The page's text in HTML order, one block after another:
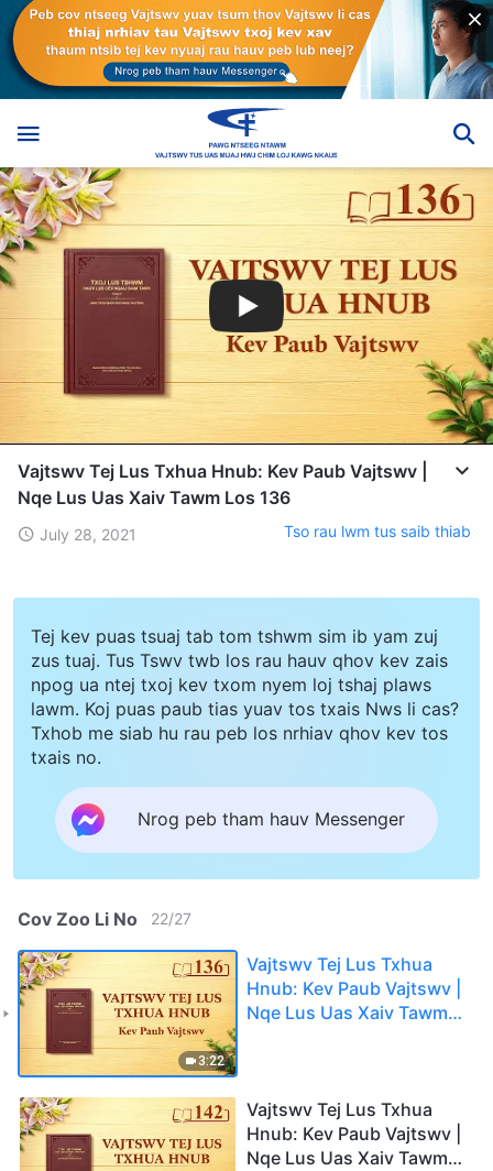
Vajtswv Tej Lus Txhua Hnub: Kev Paub Vajtswv |
Nqe Lus Uas Xaiv Tawm Los 136
July 28, 2021 Tso rau lwm tus saib thiab
Tej kev puas tsuaj tab tom tshwm sim ib yam zuj
zus tuaj. Tus Tswv twb los rau hauv qhov kev zais
npog ua ntej txoj kev txom nyem loj tshaj plaws
lawm. Koj puas paub tias yuav tos txais Nws li cas?
Txhob me siab hu rau peb los nrhiav qhov kev tos
txais no.
Nrog peb tham hauv Messenger
Cov Zoo Li No 22/27
3:22
Vajtswv Tej Lus Txhua
Hnub: Kev Paub Vajtswv |
Nqe Lus Uas Xaiv Tawm
Vajtswv Tej Lus Txhua
Hnub: Kev Paub Vajtswv |
Nqe Lus Uas Xaiv Tawm